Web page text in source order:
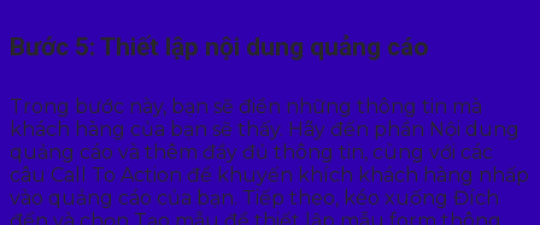
Bước 5: Thiết lập nội dung quảng cáo
Trong bước này, bạn sẽ điền những thông tin mà
khách hàng của bạn sẽ thấy. Hãy đến phần Nội dung
quảng cáo và thêm đầy đủ thông tin, cùng với các
câu Call To Action để khuyến khích khách hàng nhấp
vào quảng cáo của bạn. Tiếp theo, kéo xuống Đích
đến và chọn Tạo mẫu để thiết lập mẫu form thông